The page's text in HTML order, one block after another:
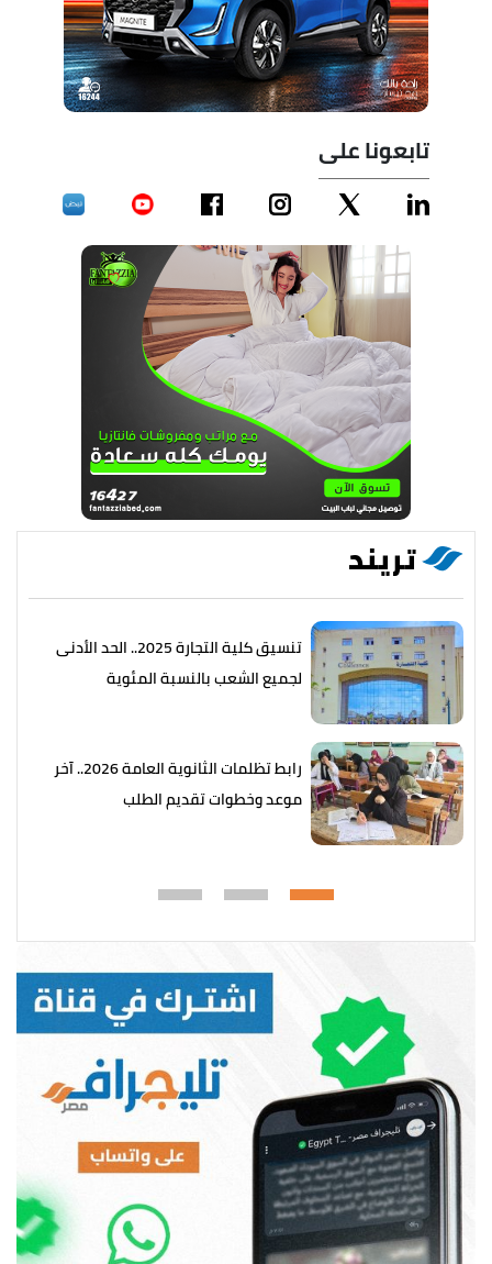
تابعونا على
تريند
تنسيق كلية التجارة 2025.. الحد الأدنى
لجميع الشعب بالنسبة المئوية
رابط تظلمات الثانوية العامة 2026.. آخر
موعد وخطوات تقديم الطلب